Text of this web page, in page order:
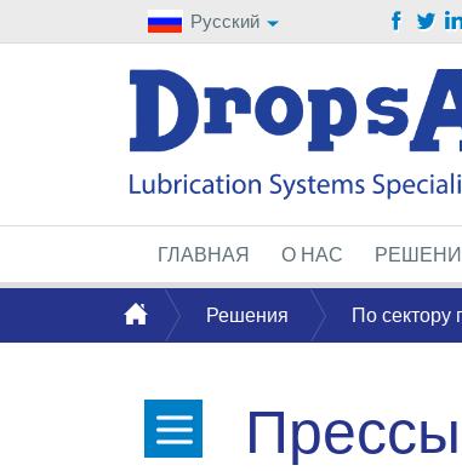
Русский
ГЛАВНАЯ О НАС
Решения По
Прессы